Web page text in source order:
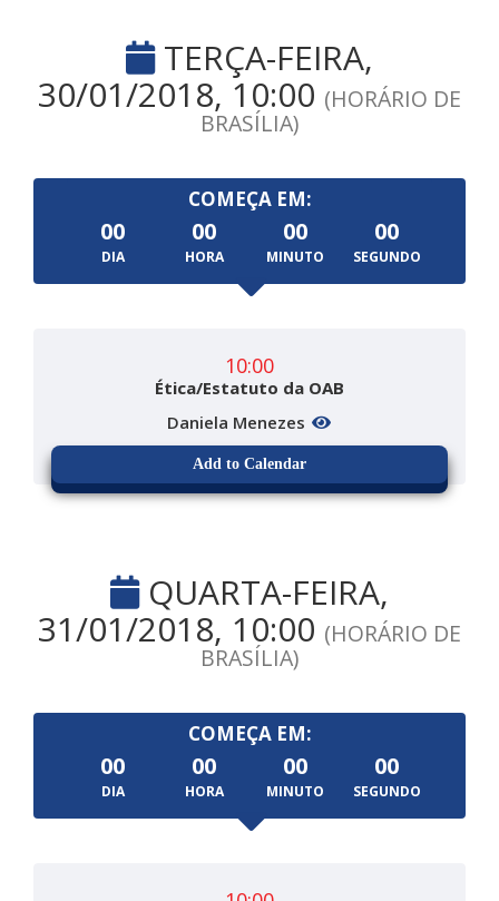
TERÇA-FEIRA,
30/01/2018, 10:00 (HORÁRIO DE
BRASÍLIA)
COMEÇA EM:
00
DIA
00
HORA
00
MINUTO
00
SEGUNDO
10:00
Ética/Estatuto da OAB
Daniela Menezes
Add to Calendar
QUARTA-FEIRA,
31/01/2018, 10:00 (HORÁRIO DE
BRASÍLIA)
COMEÇA EM:
00
DIA
00
HORA
00
MINUTO
00
SEGUNDO